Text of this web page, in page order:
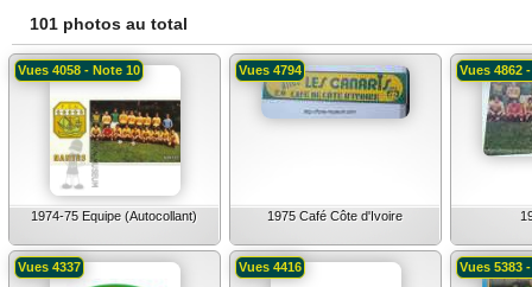
101 photos au total
1974-75 Equipe (Autocollant)
Vues 4058 - Note 10
1975 Café Côte d'Ivoire
Vues 4794 Vues 4862
Vues 4337 Vues 4416 Vues 5383